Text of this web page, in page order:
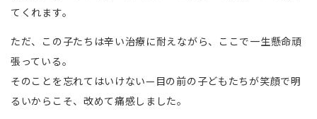
てくれます。
ただ、この子たちは辛い治療に耐えながら、ここで一生懸命頑
張っている。
そのことを忘れてはいけない—目の前の子どもたちが笑顔で明
るいからこそ、改めて痛感しました。